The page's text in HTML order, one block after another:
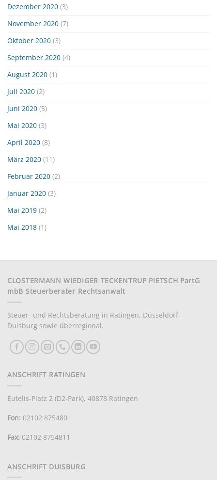
Dezember 2020 (3)
November 2020 (7)
Oktober 2020 (3)
September 2020 (4)
August 2020 (1)
Juli 2020 (2)
Juni 2020 (5)
Mai 2020 (3)
April 2020 (8)
März 2020 (11)
Februar 2020 (2)
Januar 2020 (3)
Mai 2019 (2)
Mai 2018 (1)
CLOSTERMANN WIEDIGER TECKENTRUP PIETSCH PartG
mbB Steuerberater Rechtsanwalt
Steuer- und Rechtsberatung in Ratingen, Düsseldorf,
Duisburg sowie überregional.
ANSCHRIFT RATINGEN
Eutelis-Platz 2 (D2-Park), 40878 Ratingen
Fon: 02102 875480
Fax: 02102 8754811
ANSCHRIFT DUISBURG